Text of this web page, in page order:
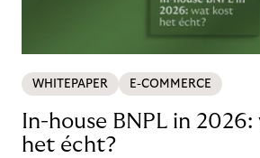
WHITEPAPER E-COMMERCE
In-house BNPL in
het écht?